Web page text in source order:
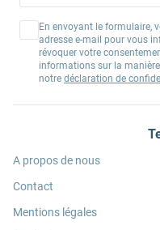
En envoyant le formulaire,
adresse e-mail pour vous
révoquer votre
informations sur la
notre déclaration de
A propos de nous
Contact
Mentions légales